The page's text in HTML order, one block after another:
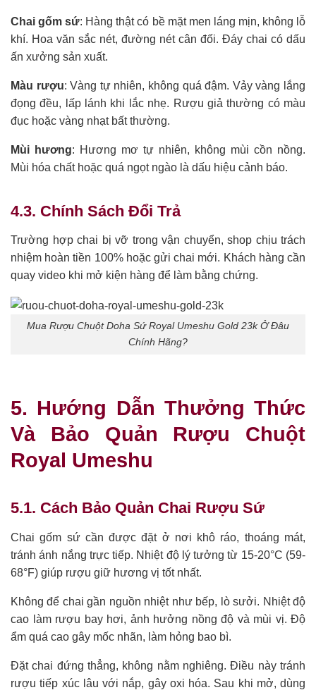
Chai gốm sứ: Hàng thật có bề mặt men láng mịn, không lỗ
khí. Hoa văn sắc nét, đường nét cân đối. Đáy chai có dấu
ấn xưởng sản xuất.
Màu rượu: Vàng tự nhiên, không quá đậm. Vảy vàng lắng
đọng đều, lấp lánh khi lắc nhẹ. Rượu giả thường có màu
đục hoặc vàng nhạt bất thường.
Mùi hương: Hương mơ tự nhiên, không mùi cồn nồng.
Mùi hóa chất hoặc quá ngọt ngào là dấu hiệu cảnh báo.
4.3. Chính Sách Đổi Trả
Trường hợp chai bị vỡ trong vận chuyển, shop chịu trách
nhiệm hoàn tiền 100% hoặc gửi chai mới. Khách hàng cần
quay video khi mở kiện hàng để làm bằng chứng.
Mua Rượu Chuột Doha Sứ Royal Umeshu Gold 23k Ở Đâu
Chính Hãng?
5. Hướng Dẫn Thưởng Thức
Và Bảo Quản Rượu Chuột
Royal Umeshu
5.1. Cách Bảo Quản Chai Rượu Sứ
Chai gốm sứ cần được đặt ở nơi khô ráo, thoáng mát,
tránh ánh nắng trực tiếp. Nhiệt độ lý tưởng từ 15-20°C (59-
68°F) giúp rượu giữ hương vị tốt nhất.
Không để chai gần nguồn nhiệt như bếp, lò sưởi. Nhiệt độ
cao làm rượu bay hơi, ảnh hưởng nồng độ và mùi vị. Độ
ẩm quá cao gây mốc nhãn, làm hỏng bao bì.
Đặt chai đứng thẳng, không nằm nghiêng. Điều này tránh
rượu tiếp xúc lâu với nắp, gây oxi hóa. Sau khi mở, dùng